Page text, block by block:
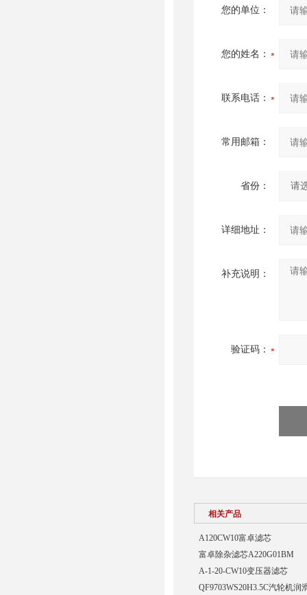
您的单位：
您的姓名：
联系电话：
常用邮箱：
省份：
详细地址：
补充说明：
验证码：
相关产品
A120CW10富卓滤芯
富卓除杂滤芯A220G01BM
A-1-20-CW10变压器滤芯
QF9703WS20H3.5C汽轮机润